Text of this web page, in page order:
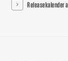
Releasekalender